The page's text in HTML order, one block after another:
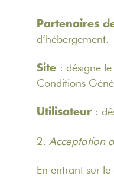
Partenaires
d’hébergement.
Site : désigne
Conditions
Utilisateur :
2.Acceptation
En entrant sur